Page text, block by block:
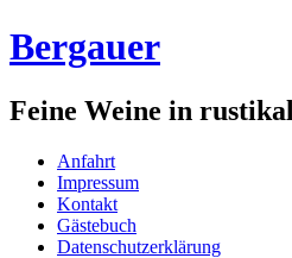
Bergauer
Feine Weine in
Anfahrt
Impressum
Kontakt
Gästebuch
Datenschutzerklärung